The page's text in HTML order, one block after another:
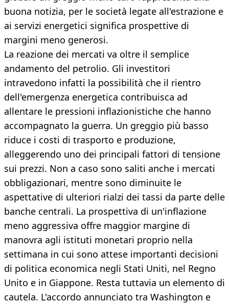
buona notizia, per le società legate all'estrazione e
ai servizi energetici significa prospettive di
margini meno generosi.
La reazione dei mercati va oltre il semplice
andamento del petrolio. Gli investitori
intravedono infatti la possibilità che il rientro
dell'emergenza energetica contribuisca ad
allentare le pressioni inflazionistiche che hanno
accompagnato la guerra. Un greggio più basso
riduce i costi di trasporto e produzione,
alleggerendo uno dei principali fattori di tensione
sui prezzi. Non a caso sono saliti anche i mercati
obbligazionari, mentre sono diminuite le
aspettative di ulteriori rialzi dei tassi da parte delle
banche centrali. La prospettiva di un'inflazione
meno aggressiva offre maggior margine di
manovra agli istituti monetari proprio nella
settimana in cui sono attese importanti decisioni
di politica economica negli Stati Uniti, nel Regno
Unito e in Giappone. Resta tuttavia un elemento di
cautela. L'accordo annunciato tra Washington e